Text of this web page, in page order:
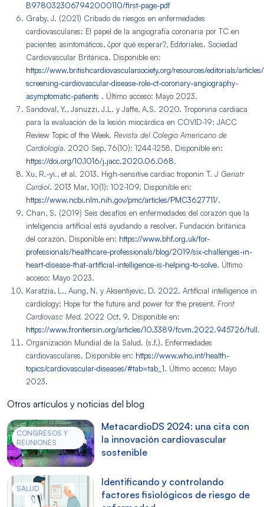
B9780323067942000110/first-page-pdf
Graby, J. (2021) Cribado de riesgos en enfermedades
cardiovasculares: El papel de la angiografía coronaria por TC en
pacientes asintomáticos, ¿por qué esperar?, Editoriales. Sociedad
Cardiovascular Británica. Disponible en:
https://www.britishcardiovascularsociety.org/resources/editorials/
screening-cardiovascular-disease-role-ct-coronary-angiography-
asymptomatic-patients . Último acceso: Mayo 2023.
Sandoval, Y., Januzzi, J.L. y Jaffe, A.S. 2020. Troponina cardiaca
para la evaluación de la lesión miocárdica en COVID-19: JACC
Review Topic of the Week. Revista del Colegio Americano de
Cardiología. 2020 Sep, 76(10): 1244-1258. Disponible en:
https://doi.org/10.1016/j.jacc.2020.06.068.
Xu, R.-yi., et al. 2013. High-sensitive cardiac troponin T. J Geriatr
Cardiol. 2013 Mar, 10(1): 102-109. Disponible en:
https://www.ncbi.nlm.nih.gov/pmc/articles/PMC3627711/.
Chan, S. (2019) Seis desafíos en enfermedades del corazón que la
inteligencia artificial está ayudando a resolver. Fundación británica
del corazón. Disponible en: https://www.bhf.org.uk/for-
professionals/healthcare-professionals/blog/2019/six-challenges-in-
heart-disease-that-artificial-intelligence-is-helping-to-solve. Último
acceso: Mayo 2023.
Karatzia, L., Aung, N. y Aksentijevic, D. 2022. Artificial intelligence in
cardiology: Hope for the future and power for the present. Front
Cardiovasc Med. 2022 Oct, 9. Disponible en:
https://www.frontiersin.org/articles/10.3389/fcvm.2022.945726/full.
Organización Mundial de la Salud. (s.f.). Enfermedades
cardiovasculares. Disponible en: https://www.who.int/health-
topics/cardiovascular-diseases/#tab=tab_1. Último acceso: Mayo
2023.
Otros artículos y noticias del blog
CONGRESOS Y
REUNIONES
MetacardioDS 2024: una cita con
la innovación cardiovascular
sostenible
SALUD
Identificando y controlando
factores fisiológicos de riesgo de